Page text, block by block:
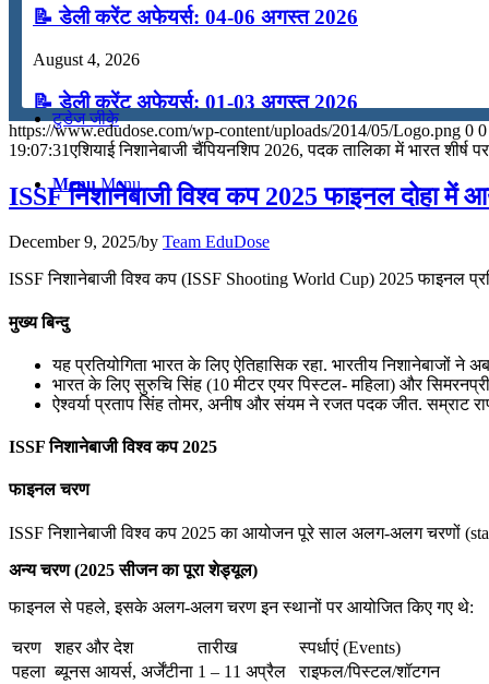
मॉक टेस्ट
टुडेज जीके
Menu Menu
📝 डेली करेंट अफेयर्स: 04-06 अगस्त 2026
August 4, 2026
📝 डेली करेंट अफेयर्स: 01-03 अगस्त 2026
July 31, 2026
📝 डेली करेंट अफेयर्स: 28-31 जुलाई 2026
📝 डेली करेंट अफेयर्स: 25-27 जुलाई 2026
July 25, 2026
📝 डेली करेंट अफेयर्स: 22-24 जुलाई 2026
July 22, 2026
📝 डेली करेंट अफेयर्स: 19-21 जुलाई 2026
July 19, 2026
📝 डेली करेंट अफेयर्स: 16-18 जुलाई 2026
https://www.edudose.com/wp-content/uploads/2014/05/Logo.png 0 0
19:07:31एशियाई निशानेबाजी चैंपियनशिप 2026, पदक तालिका में भारत शीर्ष पर
ISSF निशानेबाजी विश्व कप 2025 फाइनल दोहा में
December 9, 2025/by Team EduDose
ISSF निशानेबाजी विश्व कप (ISSF Shooting World Cup) 2025 फाइनल
मुख्य बिन्दु
यह प्रतियोगिता भारत के लिए ऐतिहासिक रहा. भारतीय
भारत के लिए सुरुचि सिंह (10 मीटर एयर पिस्टल- महिला) और
ऐश्वर्या प्रताप सिंह तोमर, अनीष और संयम ने रजत पदक जीत. सम्राट
ISSF निशानेबाजी विश्व कप 2025
फाइनल चरण
ISSF निशानेबाजी विश्व कप 2025 का आयोजन पूरे साल अलग-अलग चरणों
अन्य चरण (2025 सीजन का पूरा शेड्यूल)
फाइनल से पहले, इसके अलग-अलग चरण इन स्थानों पर आयोजित किए गए थे:
चरण शहर और देश तारीख
स्पर्धाएं (Events)
पहला ब्यूनस आयर्स, अर्जेंटीना 1 – 11 अप्रैल
राइफल/पिस्टल/शॉटगन